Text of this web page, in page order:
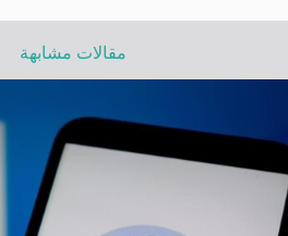
مقالات مشابهة